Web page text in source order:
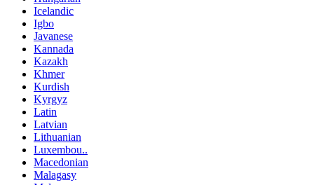
Icelandic
Igbo
Javanese
Kannada
Kazakh
Khmer
Kurdish
Kyrgyz
Latin
Latvian
Lithuanian
Luxembou..
Macedonian
Malagasy